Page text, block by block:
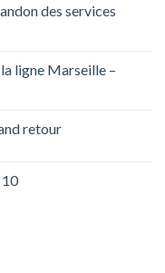
des services
ligne Marseille –
retour